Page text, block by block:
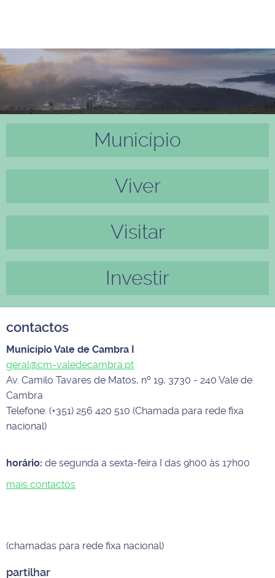
Município
Viver
Visitar
Investir
contactos
Município Vale de Cambra I
geral@cm-valedecambra.pt
Av. Camilo Tavares de Matos, nº 19, 3730 - 240 Vale de
Cambra
Telefone: (+351) 256 420 510 (Chamada para rede fixa
nacional)
horário: de segunda a sexta-feira I das 9h00 às 17h00
mais contactos
(chamadas para rede fixa nacional)
partilhar